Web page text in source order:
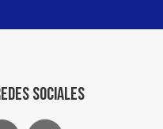
sociales